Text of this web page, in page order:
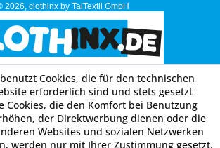
2026, clothinx by TalTextil GmbH
Cookies, die für den technischen
erforderlich sind und stets gesetzt
Cookies, die den Komfort bei Benutzung
der Direktwerbung dienen oder die
Websites und sozialen Netzwerken
werden nur mit Ihrer Zustimmung gesetzt.